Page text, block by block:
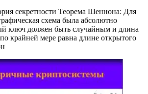
секретности Теорема Шеннона: Для
схема была абсолютно
ключ должен быть случайным и длина
крайней мере равна длине открытого